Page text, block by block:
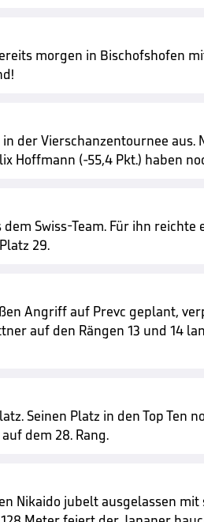
morgen in Bischofshofen
der Vierschanzentournee
Hoffmann (-55,4 Pkt.) haben
Swiss-Team. Für ihn reichte
29.
Angriff auf Prevc geplant,
auf den Rängen 13 und 14
Seinen Platz in den Top Ten
dem 28. Rang.
Nikaido jubelt ausgelassen